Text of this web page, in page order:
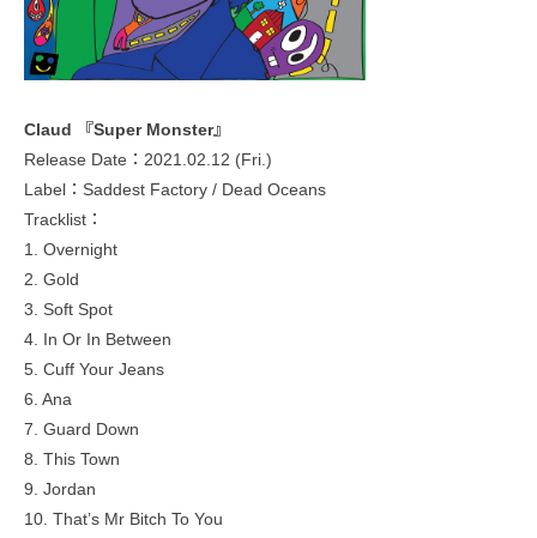
Claud 『Super Monster』
Release Date：2021.02.12 (Fri.)
Label：Saddest Factory / Dead Oceans
Tracklist：
1. Overnight
2. Gold
3. Soft Spot
4. In Or In Between
5. Cuff Your Jeans
6. Ana
7. Guard Down
8. This Town
9. Jordan
10. That’s Mr Bitch To You